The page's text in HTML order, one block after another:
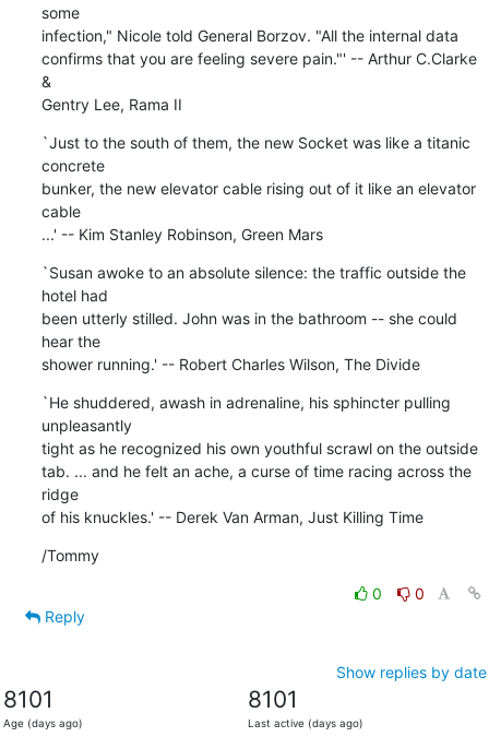
some
infection," Nicole told General Borzov. "All the internal data
confirms that you are feeling severe pain."' -- Arthur C.Clarke
&
Gentry Lee, Rama II
`Just to the south of them, the new Socket was like a titanic
concrete
bunker, the new elevator cable rising out of it like an elevator
cable
...' -- Kim Stanley Robinson, Green Mars
`Susan awoke to an absolute silence: the traffic outside the
hotel had
been utterly stilled. John was in the bathroom -- she could
hear the
shower running.' -- Robert Charles Wilson, The Divide
`He shuddered, awash in adrenaline, his sphincter pulling
unpleasantly
tight as he recognized his own youthful scrawl on the outside
tab. ... and he felt an ache, a curse of time racing across the
ridge
of his knuckles.' -- Derek Van Arman, Just Killing Time
/Tommy
0
0
Reply
Show replies by date
8101
Age (days ago)
8101
Last active (days ago)